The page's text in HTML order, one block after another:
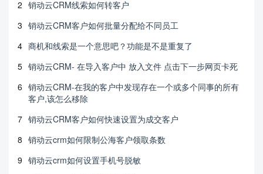
2 销动云CRM线索如何转客户
3 销动云CRM客户如何批量分配给不同员工
4 商机和线索是一个意思吧？功能是不是重复了
5 销动云CRM- 在导入客户中 放入文件 点击下一步网页卡死
6 销动云CRM-在我的客户中发现存在一个或多个同事的所有
客户,该怎么移除
7 销动云CRM客户如何快速设置为成交客户
8 销动云crm如何限制公海客户领取条数
9 销动云crm如何设置手机号脱敏